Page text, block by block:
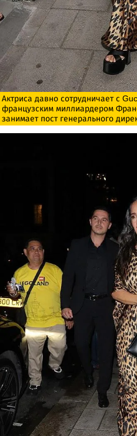
Актриса давно сотрудничает с
французским миллиардером
занимает пост генерального